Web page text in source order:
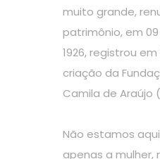
muito grande,
patrimônio, em
1926, registrou
criação da
Camila de Araújo
Não estamos
apenas a mulher,